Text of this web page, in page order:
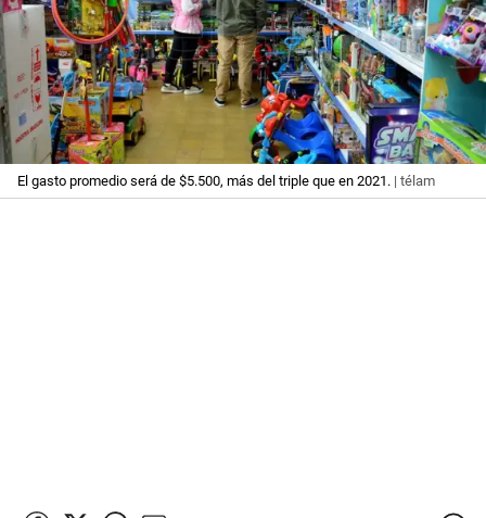
El gasto promedio será de $5.500, más del triple que en 2021. | télam